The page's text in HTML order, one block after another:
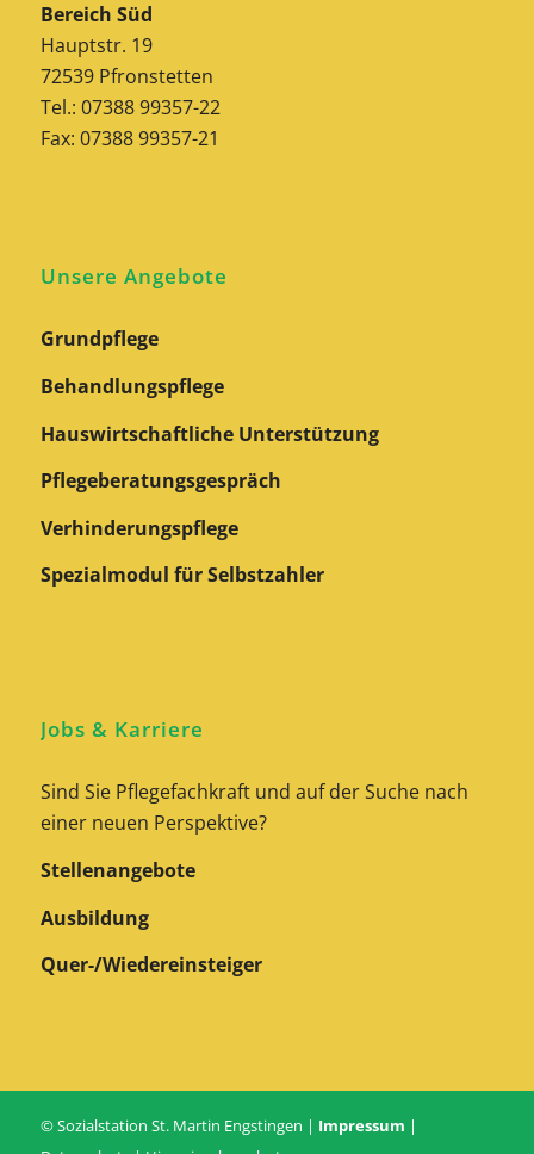
Bereich Süd
Hauptstr. 19
72539 Pfronstetten
Tel.: 07388 99357-22
Fax: 07388 99357-21
Unsere Angebote
Grundpflege
Behandlungspflege
Hauswirtschaftliche Unterstützung
Pflegeberatungs­gespräch
Verhinderungspflege
Spezialmodul für Selbstzahler
Jobs & Karriere
Sind Sie Pflegefachkraft und auf der Suche nach
einer neuen Perspektive?
Stellenangebote
Ausbildung
Quer-/Wiedereinsteiger
© Sozialstation St. Martin Engstingen | Impressum |